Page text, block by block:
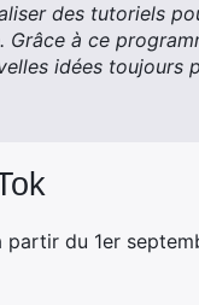
des tutoriels
à ce
idées toujours
du 1er